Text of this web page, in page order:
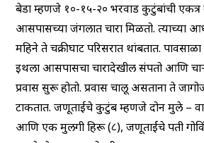
बेडा म्हणजे १०-१५-२० भरवाड कुटुंबांची एकत्र
आसपासच्या जंगलात चारा मिळतो. त्याच्या
महिने ते चक्रीघाट परिसरात थांबतात.
इथला आसपासचा चारादेखील संपतो आणि
प्रवास सुरू होतो. प्रवास चालू असताना ते
टाकतात. जणूताईचे कुटुंब म्हणजे दोन मुले –
आणि एक मुलगी हिरू (८), जणूताईंचे पती